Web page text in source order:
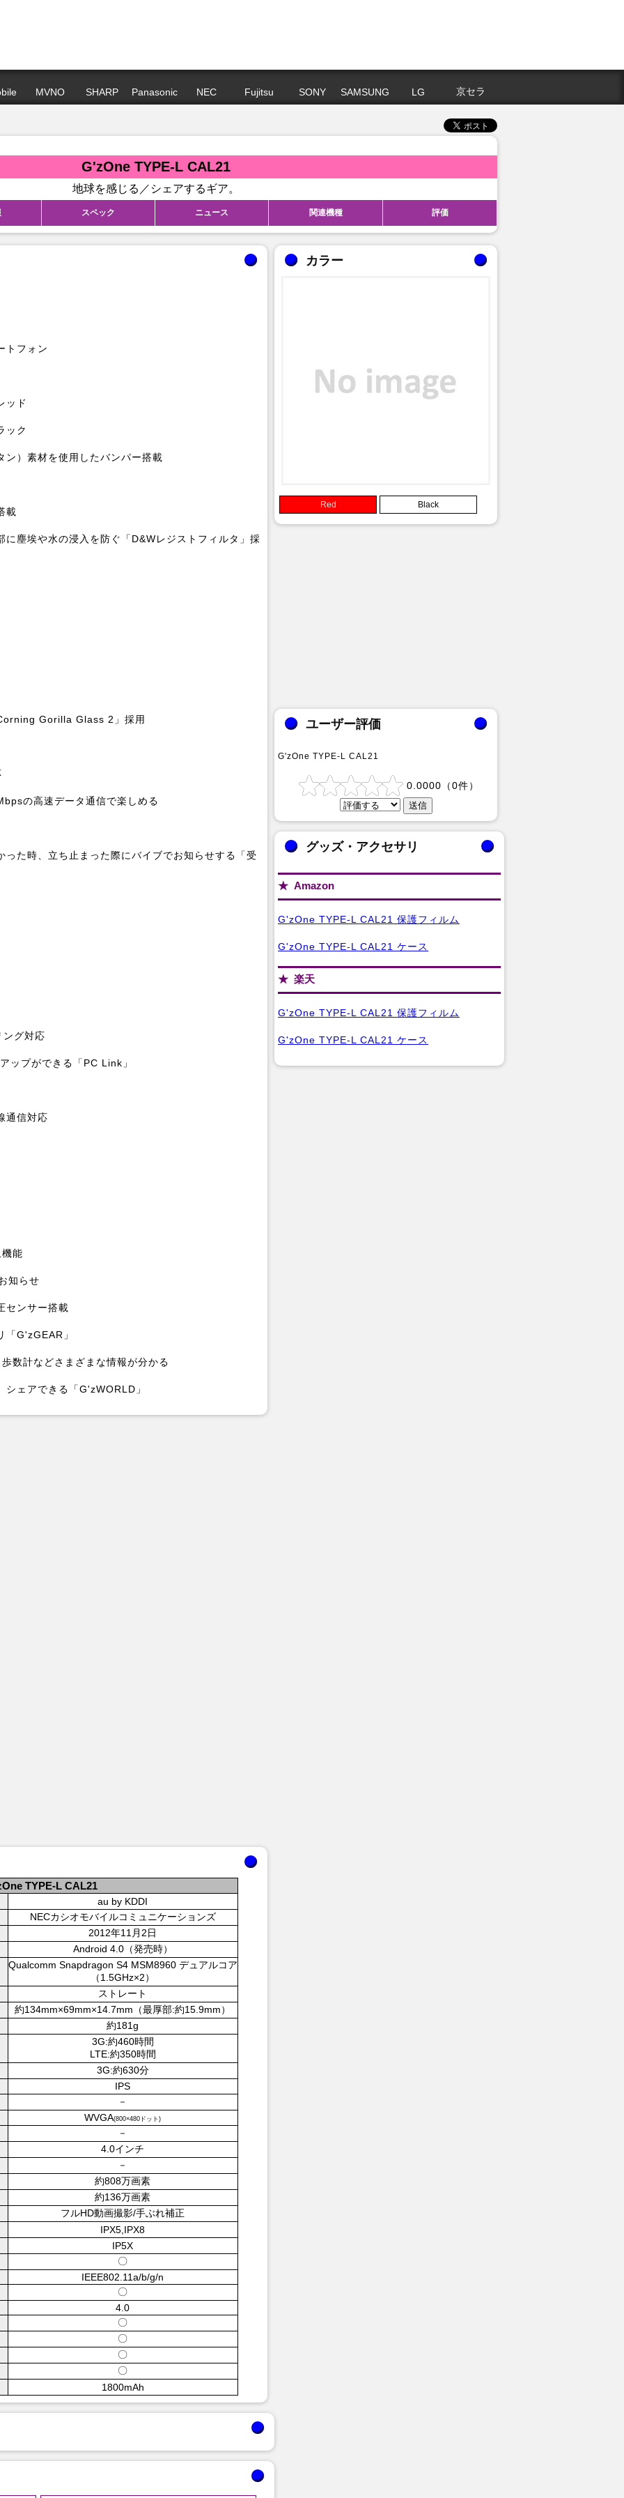
MVNO SHARP Panasonic NEC Fujitsu SONY SAMSUNG LG 京セラ
G'zOne TYPE-L CAL21
地球を感じる／シェアするギア。
スペック ニュース 関連機種 評価
カラー
Red Black
トフォン
ッド
ック
ン）素材を使用したバンパー搭載
載
塵埃や水の浸入を防ぐ「D&Wレジストフィルタ」採
Gorilla Glass 2」採用
の高速データ通信で楽しめる
た時、立ち止まった際にバイブでお知らせする「受
グ対応
ップができる「PC Link」
通信対応
能
知らせ
センサー搭載
「G'zGEAR」
数計などさまざまな情報が分かる
ェアできる「G'zWORLD」
TYPE-L CAL21
au by KDDI
NECカシオモバイルコミュニケーションズ
2012年11月2日
Android 4.0（発売時）
Qualcomm Snapdragon S4 MSM8960 デュアルコア
（1.5GHz×2）
ストレート
約134mm×69mm×14.7mm（最厚部:約15.9mm）
約181g
3G:約460時間
LTE:約350時間
3G:約630分
IPS
－
WVGA(800×480ドット)
－
4.0インチ
－
約808万画素
約136万画素
フルHD動画撮影/手ぶれ補正
IPX5,IPX8
IP5X
〇
IEEE802.11a/b/g/n
〇
4.0
〇
〇
〇
〇
1800mAh
ユーザー評価
G'zOne TYPE-L CAL21
0.0000 （0件）
グッズ・アクセサリ
Amazon
G'zOne TYPE-L CAL21 保護フィルム
G'zOne TYPE-L CAL21 ケース
楽天
G'zOne TYPE-L CAL21 保護フィルム
G'zOne TYPE-L CAL21 ケース